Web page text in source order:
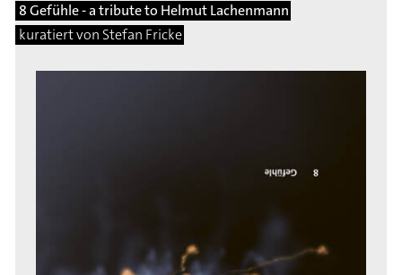
8 Gefühle - a tribute to Helmut Lachenmann
kuratiert von Stefan Fricke